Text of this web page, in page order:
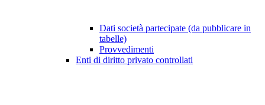
Dati società partecipate (da pubblicare in
tabelle)
Provvedimenti
Enti di diritto privato controllati